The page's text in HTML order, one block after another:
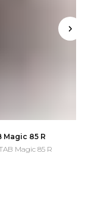
85 R
Magic 85 R